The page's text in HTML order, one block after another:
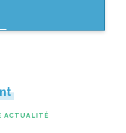
ACTUALITÉ